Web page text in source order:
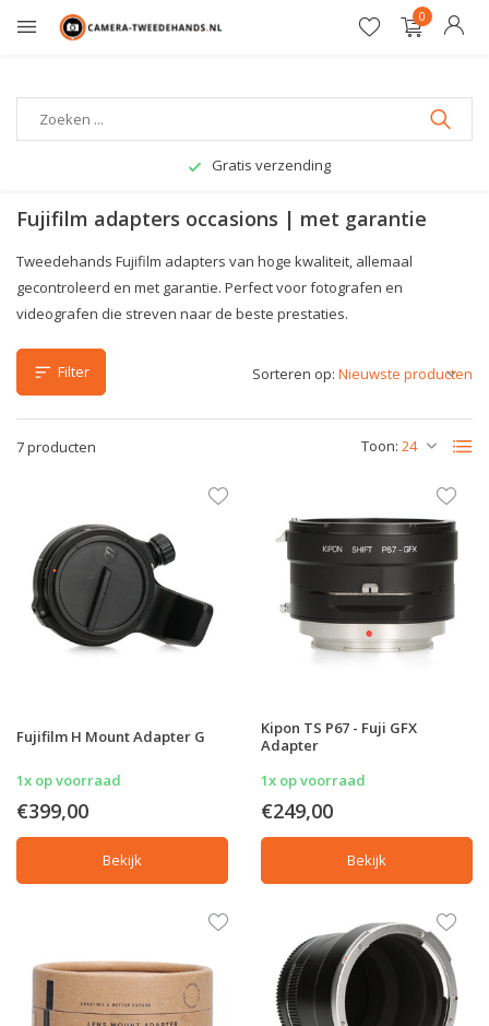
0
Gratis verzending
Fujifilm adapters occasions | met garantie
Tweedehands Fujifilm adapters van hoge kwaliteit, allemaal
gecontroleerd en met garantie. Perfect voor fotografen en
videografen die streven naar de beste prestaties.
Filter
7 producten Toon:
Sorteren op:
Fujifilm H Mount Adapter G
1x op voorraad
€399,00
Bekijk
Kipon TS P67 - Fuji GFX
Adapter
1x op voorraad
€249,00
Bekijk